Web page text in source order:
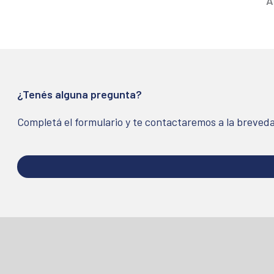
¿Tenés alguna pregunta?
Completá el formulario y te contactaremos a la